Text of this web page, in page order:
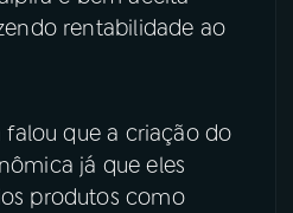
rentabilidade ao
que a criação do
já que eles
produtos como